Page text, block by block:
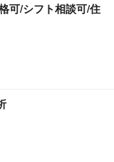
可/シフト相談可/住